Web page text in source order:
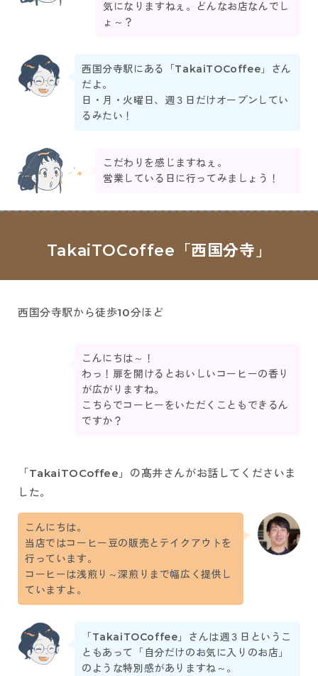
気になりますねぇ。どんなお店なんでし
ょ～？
西国分寺駅にある「TakaiTOCoffee」さん
だよ。
日・月・火曜日、週３日だけオープンしてい
るみたい！
こだわりを感じますねぇ。
営業している日に行ってみましょう！
TakaiTOCoffee「西国分寺」
西国分寺駅から徒歩10分ほど
こんにちは～！
わっ！扉を開けるとおいしいコーヒーの香り
が広がりますね。
こちらでコーヒーをいただくこともできるん
ですか？
「TakaiTOCoffee」の髙井さんがお話してくださいま
した。
こんにちは。
当店ではコーヒー豆の販売とテイクアウトを
行っています。
コーヒーは浅煎り～深煎りまで幅広く提供し
ていますよ。
「TakaiTOCoffee」さんは週３日というこ
ともあって「自分だけのお気に入りのお店」
のような特別感がありますね～。